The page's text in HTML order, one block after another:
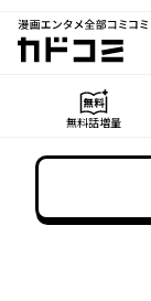
漫画エンタメ全
カ
無料話増量